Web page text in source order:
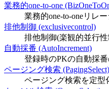
業務的one-to-one
業務的one-to-oneリレ
排他制御 (exclusivecontrol)
排他制御(楽観的並行
自動採番 (AutoIncrement)
登録時のPKの自動採
ページング検索 (PagingSelect)
ページング検索を定型